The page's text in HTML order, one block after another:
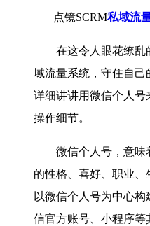
点镜SCRM私域流
在这令人眼花缭乱
域流量系统，守住自己
详细讲讲用微信个人号
操作细节。
微信个人号，意味
的性格、喜好、职业、
以微信个人号为中心
信官方账号、小程序等